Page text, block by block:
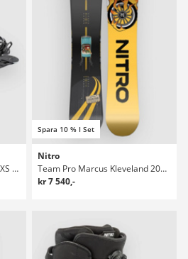
Ripper Kids + Charger Micro XS 2026 Kids Snowboardpaket
Spara 10 % I Set
Nitro
Team Pro Marcus Kleveland 2027 Snowboard
kr 7 540,-